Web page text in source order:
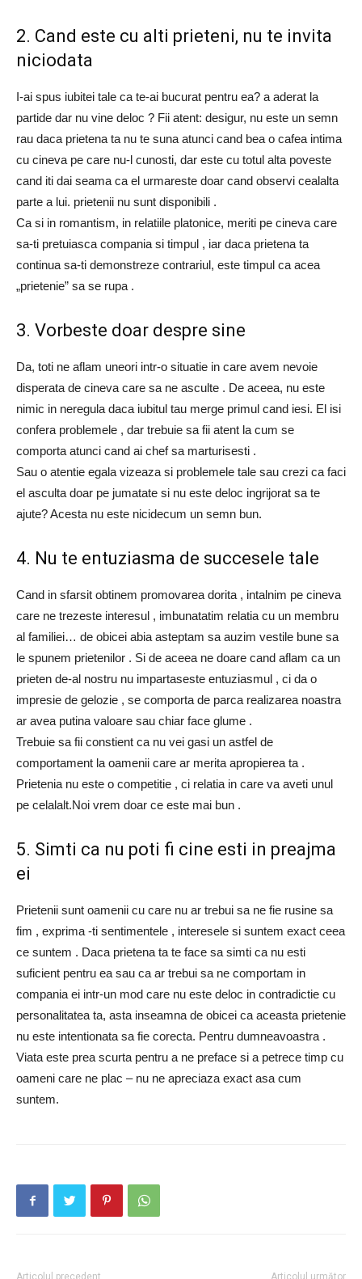
2. Cand este cu alti prieteni, nu te invita
niciodata
I-ai spus iubitei tale ca te-ai bucurat pentru ea? a aderat la
partide dar nu vine deloc ? Fii atent: desigur, nu este un semn
rau daca prietena ta nu te suna atunci cand bea o cafea intima
cu cineva pe care nu-l cunosti, dar este cu totul alta poveste
cand iti dai seama ca el urmareste doar cand observi cealalta
parte a lui. prietenii nu sunt disponibili .
Ca si in romantism, in relatiile platonice, meriti pe cineva care
sa-ti pretuiasca compania si timpul , iar daca prietena ta
continua sa-ti demonstreze contrariul, este timpul ca acea
„prietenie” sa se rupa .
3. Vorbeste doar despre sine
Da, toti ne aflam uneori intr-o situatie in care avem nevoie
disperata de cineva care sa ne asculte . De aceea, nu este
nimic in neregula daca iubitul tau merge primul cand iesi. El isi
confera problemele , dar trebuie sa fii atent la cum se
comporta atunci cand ai chef sa marturisesti .
Sau o atentie egala vizeaza si problemele tale sau crezi ca faci
el asculta doar pe jumatate si nu este deloc ingrijorat sa te
ajute? Acesta nu este nicidecum un semn bun.
4. Nu te entuziasma de succesele tale
Cand in sfarsit obtinem promovarea dorita , intalnim pe cineva
care ne trezeste interesul , imbunatatim relatia cu un membru
al familiei… de obicei abia asteptam sa auzim vestile bune sa
le spunem prietenilor . Si de aceea ne doare cand aflam ca un
prieten de-al nostru nu impartaseste entuziasmul , ci da o
impresie de gelozie , se comporta de parca realizarea noastra
ar avea putina valoare sau chiar face glume .
Trebuie sa fii constient ca nu vei gasi un astfel de
comportament la oamenii care ar merita apropierea ta .
Prietenia nu este o competitie , ci relatia in care va aveti unul
pe celalalt.Noi vrem doar ce este mai bun .
5. Simti ca nu poti fi cine esti in preajma
ei
Prietenii sunt oamenii cu care nu ar trebui sa ne fie rusine sa
fim , exprima -ti sentimentele , interesele si suntem exact ceea
ce suntem . Daca prietena ta te face sa simti ca nu esti
suficient pentru ea sau ca ar trebui sa ne comportam in
compania ei intr-un mod care nu este deloc in contradictie cu
personalitatea ta, asta inseamna de obicei ca aceasta prietenie
nu este intentionata sa fie corecta. Pentru dumneavoastra .
Viata este prea scurta pentru a ne preface si a petrece timp cu
oameni care ne plac – nu ne apreciaza exact asa cum
suntem.